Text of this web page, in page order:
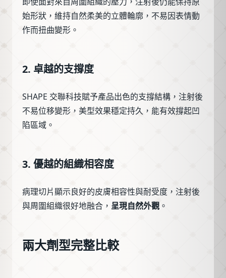
始形狀，維持自然柔美的立體輪廓，不易因表情動
作而扭曲變形。
2. 卓越的支撐度
SHAPE 交聯科技賦予產品出色的支撐結構，注射後
不易位移變形，美型效果穩定持久，能有效撐起凹
陷區域。
3. 優越的組織相容度
病理切片顯示良好的皮膚相容性與耐受度，注射後
與周圍組織很好地融合， 呈現自然外觀 。
兩大劑型完整比較